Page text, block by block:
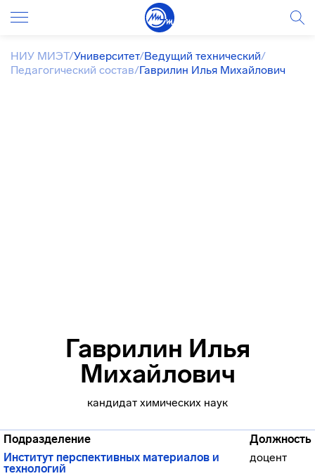
НИУ МИЭТ/Университет/Ведущий технический/
Педагогический состав/Гаврилин Илья Михайлович
Гаврилин Илья
Михайлович
кандидат химических наук
Подразделение
Должность
Институт перспективных материалов и
технологий
доцент